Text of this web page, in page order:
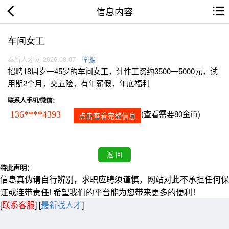
信息内容
车间女工
奉新人才网 2026.08.07 举报
招聘18周岁一45岁的车间女工，计件工资约3500一5000元，试
用期2个月，交五险，有年薪假，年底福利
联系人手机/微信：
136****4393 点击查看完整信息 (查看需要80金币)
特此声明：
信息真伪请自行辨别，求职应聘须谨慎，网站对此不承担任何保
证或连带责任! 希望我们的平台能为您带来更多的便利！
[联系客服] [最新找人才]